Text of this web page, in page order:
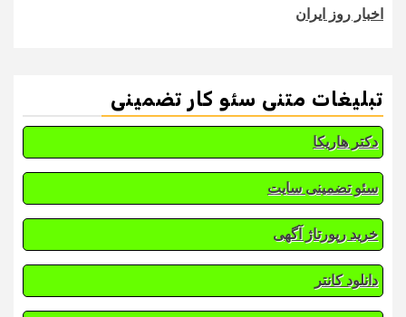
اخبار روز ایران
تبلیغات متنی سئو کار تضمینی
دکتر هاریکا
سئو تضمینی سایت
خرید رپورتاژ آگهی
دانلود کانتر